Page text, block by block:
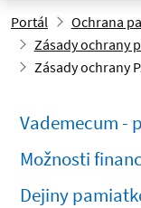
Portál
Ochrana
Zásady ochrany
Zásady ochrany
Vademecum -
Možnosti
Dejiny